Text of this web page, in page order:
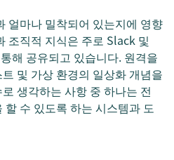
얼마나 밀착되어 있는지에 영향
조직적 지식은 주로 Slack 및
해 공유되고 있습니다. 원격을
및 가상 환경의 일상화 개념을
생각하는 사항 중 하나는 전
수 있도록 하는 시스템과 도